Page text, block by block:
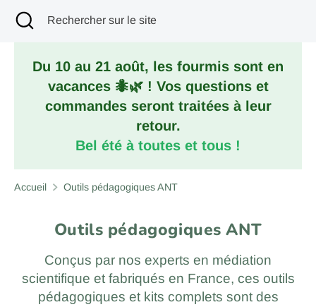
RechercheRechercher
site
Fermer
la
Du 10 au 21 août, les fourmis sont en
vacances 🐜🌿 ! Vos questions et
commandes seront traitées à leur
retour.
Bel été à toutes et tous !
Accueil Outils pédagogiques ANT
Outils pédagogiques ANT
Conçus par nos experts en médiation
scientifique et fabriqués en France, ces outils
pédagogiques et kits complets sont des